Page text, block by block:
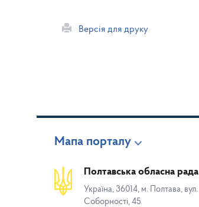
Версія для друку
Мапа порталу
Полтавська обласна рада
Україна, 36014, м. Полтава, вул.
Соборності, 45